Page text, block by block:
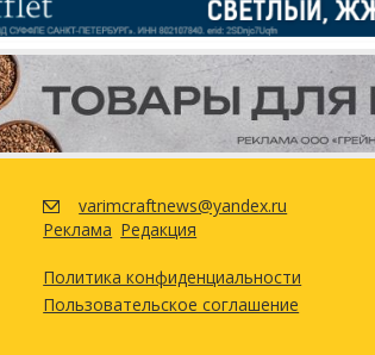
varimcraftnews@yandex.ru
Реклама Редакция
Политика конфиденциальности
Пользовательское соглашение